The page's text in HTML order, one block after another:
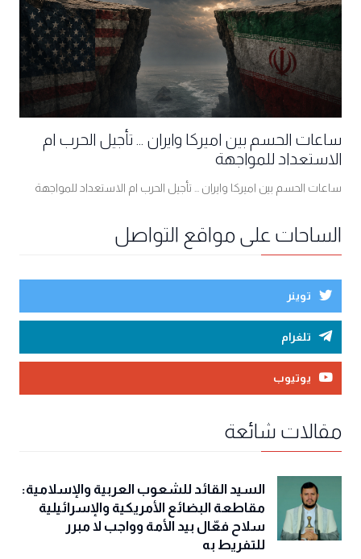
ساعات الحسم بين اميركا وايران ... تأجيل الحرب ام
الاستعداد للمواجهة
ساعات الحسم بين اميركا وايران ... تأجيل الحرب ام الاستعداد للمواجهة
الساحات على مواقع التواصل
توينر
تلغرام
يوتيوب
مقالات شائعة
السيد القائد للشعوب العربية والإسلامية:
مقاطعة البضائع الأمريكية والإسرائيلية
سلاح فعّال بيد الأمة وواجب لا مبرر
للتفريط به